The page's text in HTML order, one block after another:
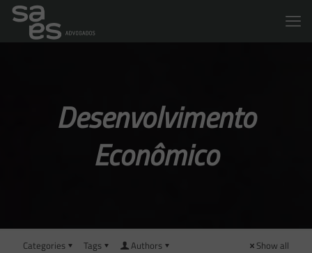
Desenvolvimento
Econômico
Categories Tags Authors Show all